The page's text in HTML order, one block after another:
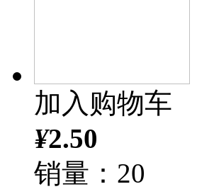
加入购物车
¥2.50
销量：20